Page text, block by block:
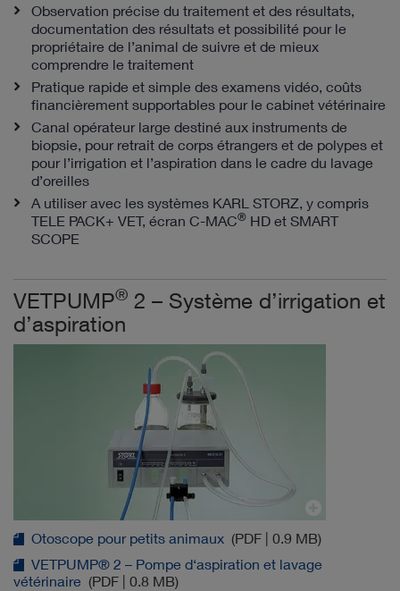
Observation précise du traitement et des résultats,
documentation des résultats et possibilité pour le
propriétaire de l’animal de suivre et de mieux
comprendre le traitement
Pratique rapide et simple des examens vidéo, coûts
financièrement supportables pour le cabinet vétérinaire
Canal opérateur large destiné aux instruments de
biopsie, pour retrait de corps étrangers et de polypes et
pour l’irrigation et l’aspiration dans le cadre du lavage
d’oreilles
A utiliser avec les systèmes KARL STORZ, y compris
TELE PACK+ VET, écran C-MAC® HD et SMART
SCOPE
VETPUMP® 2 – Système d’irrigation et
d’aspiration
Otoscope pour petits animaux (PDF | 0.9 MB)
VETPUMP® 2 – Pompe d‘aspiration et lavage
vétérinaire (PDF | 0.8 MB)